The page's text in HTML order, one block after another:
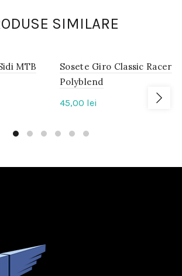
SIMILARE
MTB
IN
STOC
Sosete Giro Classic Racer
Polyblend
45,00 lei